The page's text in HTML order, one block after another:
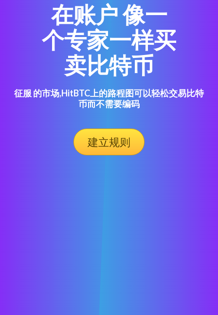
在账户 像一
个专家一样买
卖比特币
征服 的市场,HitBTC上的路程图可以轻松交易比特
币而不需要编码
建立规则